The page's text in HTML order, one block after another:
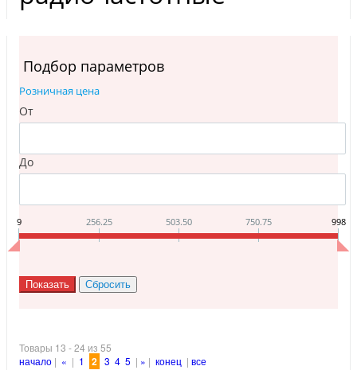
Инструменты
OSMO
Подбор параметров
Розничная цена
От
До
9 256.25 503.50 750.75 998
Товары 13 - 24 из 55
начало | « | 1 2 3 4 5 | » | конец | все